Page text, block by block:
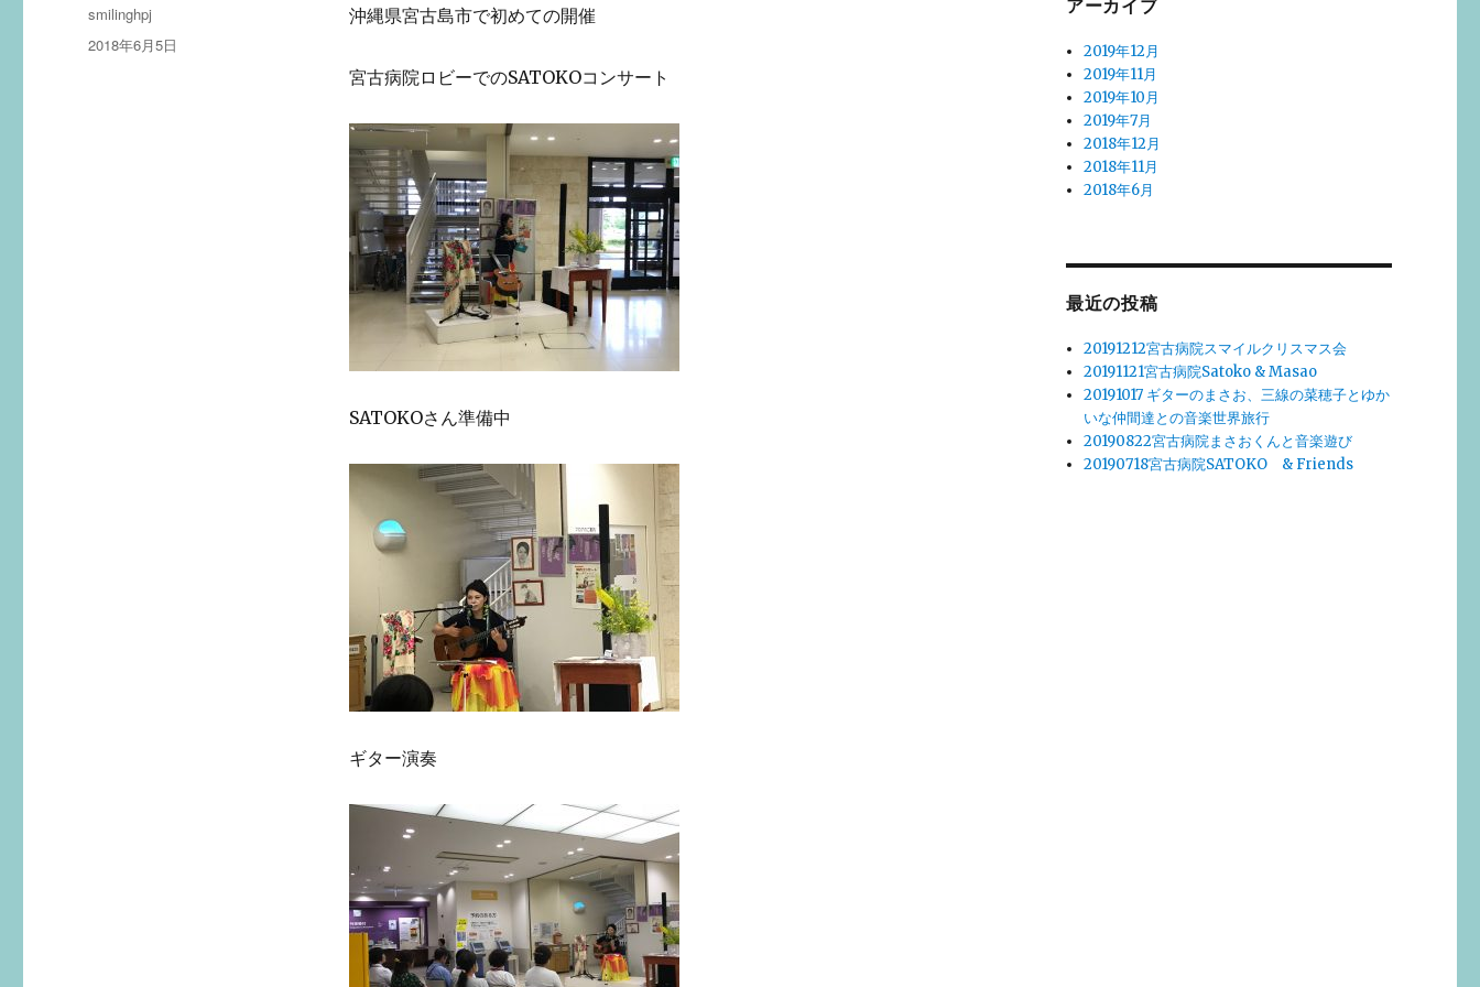
沖縄県宮古島市で初めての開催
宮古病院ロビーでのSATOKOコンサート
SATOKOさん準備中
ギター演奏
投
稿
smilinghpj
投
2018年6月5日
2019年12月
2019年11月
2019年10月
2019年7月
2018年12月
2018年11月
2018年6月
最近の投稿
20191212宮古病院スマイルクリスマス会
20191121宮古病院Satoko & Masao
20191017 ギターのまさお、三線の菜穂子とゆか
いな仲間達との音楽世界旅行
20190822宮古病院まさおくんと音楽遊び
20190718宮古病院SATOKO & Friends